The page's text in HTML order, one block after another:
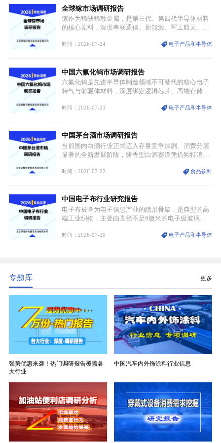
重要载体。同时，行业标准落地、生产技术升级、原
创设计能力提升，进一步夯实产业发展根基，吸引传
统服饰品牌、文旅企业等跨界入局，市场活力持续释
全球镓市场调研报告
镓作为稀缺稀散金属，是第三代、第四代半导体材料
的核心原料，深度串联通信、新能源、军工航天、光
与大国科技博弈的关键战略资源。镓并非传统大宗金
领域渗透”的战略体系，成为全球科技产业运转的刚
需资源。
时间：2026-07-24 电子产品和半导体
中国六氟化钨市场调研报告
六氟化钨是先进半导体制造领域不可替代的核心电子
特气与前驱体材料，深度绑定逻辑芯片、高端存储芯
沉积（CVD）、原子层沉积（ALD）工艺专用前驱体
密制造流程。
时间：2026-07-23 电子产品和半导体
中国茅台酒市场调研报告
当前国内白酒行业正式迈入存量竞争加剧、消费分层
显著的全新发展阶段，酱香型白酒赛道凭借独特消费
道。贵州茅台凭借独一无二的核心产区壁垒、刚性产
业。
时间：2026-07-22 食品饮料
中国电子布行业研究报告
电子布被誉为电子信息产业的隐形骨架，是典型的高
端工业织物，主要由直径不足9微米的电子级玻璃纤
生产制造过程中不可或缺的核心基材。电子布具备高
时间：2026-07-20 电子产品和半导体
专题库 更多
强势优惠来袭！热门调研报告覆盖各
大行业
中国汽车内外饰涂料行业信息